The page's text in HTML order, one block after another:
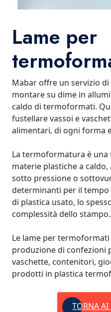
Lame per
Mabar offre un servizio
montare su dime in
caldo di termoformati.
fustellare vassoi e
alimentari, di ogni forma
La termoformatura è una
materie plastiche a
sotto pressione o
determinanti per il
di plastica usato, lo
complessità dello stampo.
Le lame per
produzione di confezioni
vaschette, contenitori,
prodotti in plastica
TORNA